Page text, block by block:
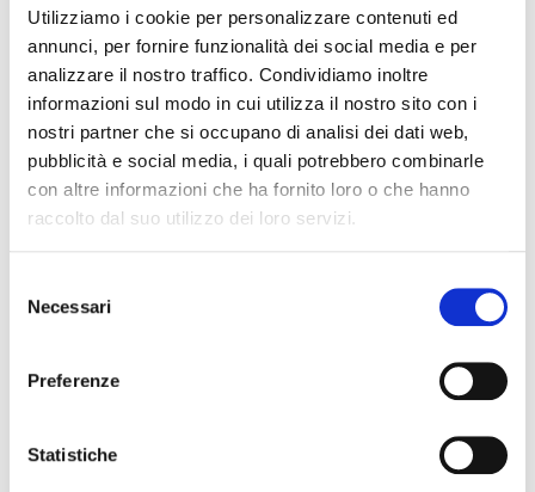
Utilizziamo i cookie per personalizzare contenuti ed
annunci, per fornire funzionalità dei social media e per
analizzare il nostro traffico. Condividiamo inoltre
informazioni sul modo in cui utilizza il nostro sito con i
nostri partner che si occupano di analisi dei dati web,
pubblicità e social media, i quali potrebbero combinarle
con altre informazioni che ha fornito loro o che hanno
raccolto dal suo utilizzo dei loro servizi.
delNecessari
Preferenze
Statistiche
Prossimi eventi